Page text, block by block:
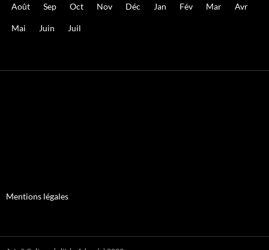
Août Sep Oct Nov Déc Jan Fév Mar Avr
Mai Juin Juil
Mentions légales